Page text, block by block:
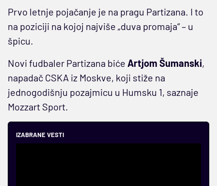
Prvo letnje pojačanje je na pragu Partizana. I to
na poziciji na kojoj najviše „duva promaja“ – u
špicu.
Novi fudbaler Partizana biće Artjom Šumanski,
napadač CSKA iz Moskve, koji stiže na
jednogodišnju pozajmicu u Humsku 1, saznaje
Mozzart Sport.
IZABRANE VESTI